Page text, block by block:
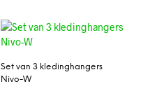
Set van 3 kledinghangers
Nivo-W